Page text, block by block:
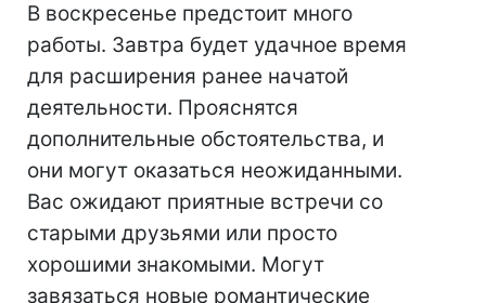
В воскресенье предстоит много
работы. Завтра будет удачное время
для расширения ранее начатой
деятельности. Прояснятся
дополнительные обстоятельства, и
они могут оказаться неожиданными.
Вас ожидают приятные встречи со
старыми друзьями или просто
хорошими знакомыми. Могут
завязаться новые романтические